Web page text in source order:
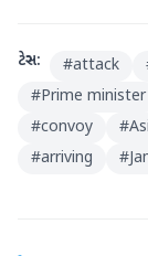
ટેગ્સ: #attack
#Prime minister
#convoy #
#arriving #